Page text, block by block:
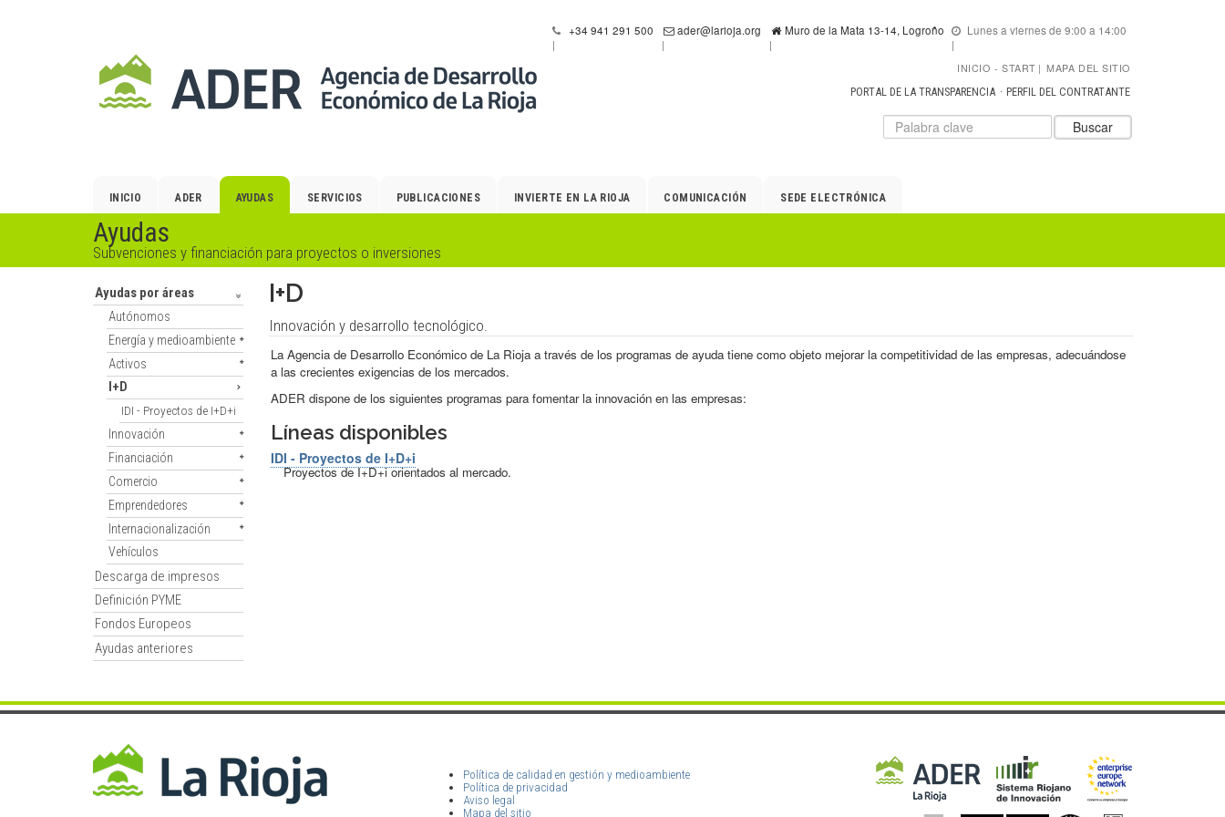
contenido
principal.
+34 941 291 500 ader@larioja.org Muro de la Mata 13-14, Logroño Lunes a viernes de 9:00 a 14:00
INICIO START | MAPA DEL SITIO
PORTAL DE LA TRANSPARENCIA
PERFIL DEL CONTRATANTE
Datos
para
de
Introduzca
el
buscar
Buscar
INICIO ADER AYUDAS SERVICIOS PUBLICACIONES INVIERTE EN LA RIOJA COMUNICACIÓN SEDE ELECTRÓNICA
Ayudas
Subvenciones y financiación para proyectos o inversiones
Ayudas por áreas
Autónomos
Energía y medioambiente
Activos
I+D
IDI - Proyectos de I+D+i
Innovación
Financiación
Comercio
Emprendedores
Internacionalización
Vehículos
Descarga de impresos
Definición PYME
Fondos Europeos
Ayudas anteriores
I+D
Innovación y desarrollo tecnológico.
La Agencia de Desarrollo Económico de La Rioja a través de los programas de ayuda tiene como objeto mejorar la competitividad de las empresas, adecuándose
a las crecientes exigencias de los mercados.
ADER dispone de los siguientes programas para fomentar la innovación en las empresas:
Líneas disponibles
IDI - Proyectos de I+D+i
Proyectos de I+D+i orientados al mercado.
Política de calidad en gestión y medioambiente
Política de privacidad
Aviso legal
Mapa del sitio